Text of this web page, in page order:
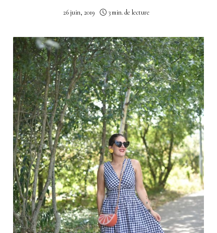
26 juin, 2019 3 min. de lecture